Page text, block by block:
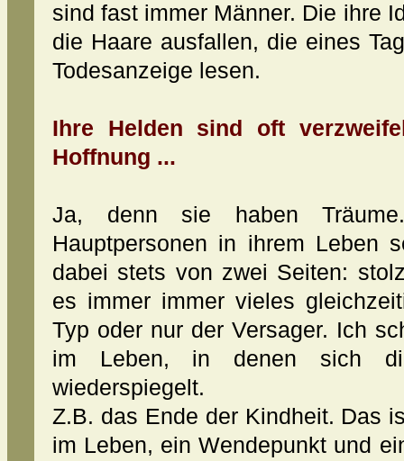
sind fast immer Männer. Die ihre
die Haare ausfallen, die eines
Todesanzeige lesen.
Ihre Helden sind oft
Hoffnung ...
Ja, denn sie haben
Hauptpersonen in ihrem Leben
dabei stets von zwei Seiten:
es immer immer vieles
Typ oder nur der Versager. Ich
im Leben, in denen sich
wiederspiegelt.
Z.B. das Ende der Kindheit. Das
im Leben, ein Wendepunkt und